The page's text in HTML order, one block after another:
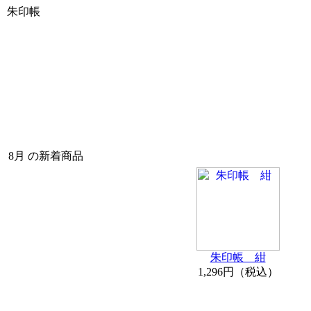
朱印帳
8月 の新着商品
朱印帳 紺
1,296円（税込）